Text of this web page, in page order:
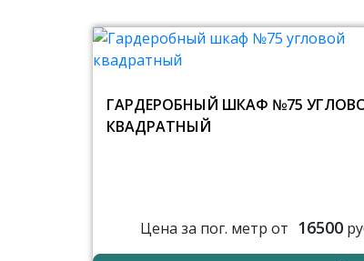
ГАРДЕРОБНЫЙ ШКАФ №75
КВАДРАТНЫЙ
Цена за пог. метр от 16500